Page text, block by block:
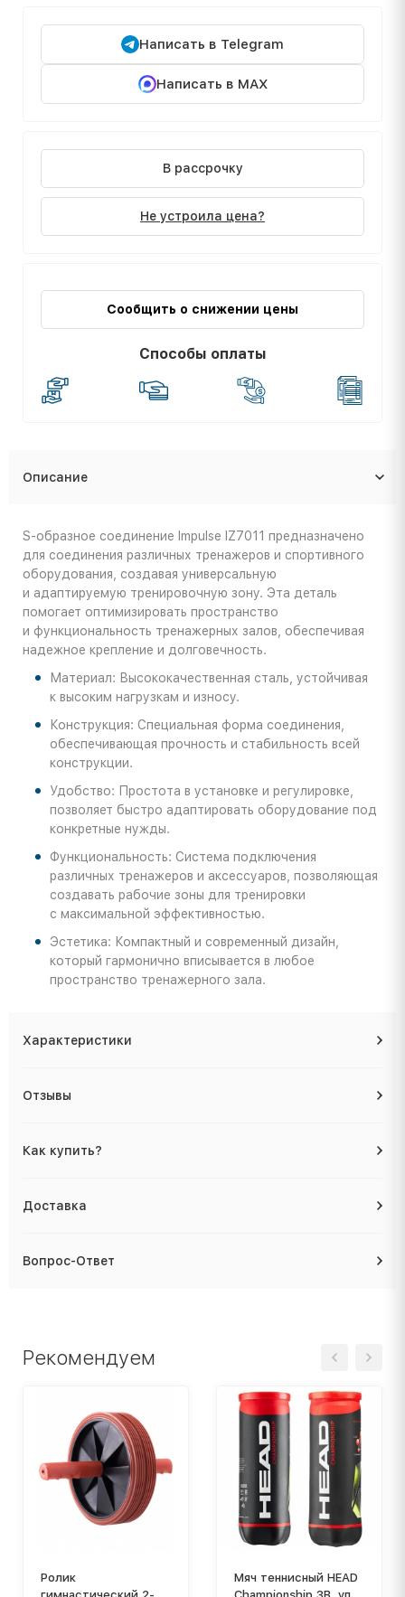
Написать в Telegram
Написать в MAX
В рассрочку
Не устроила цена?
Сообщить о снижении цены
Способы оплаты
Описание
S-образное соединение Impulse IZ7011 предназначено
для соединения различных тренажеров и спортивного
оборудования, создавая универсальную
и адаптируемую тренировочную зону. Эта деталь
помогает оптимизировать пространство
и функциональность тренажерных залов, обеспечивая
надежное крепление и долговечность.
Материал: Высококачественная сталь, устойчивая
к высоким нагрузкам и износу.
Конструкция: Специальная форма соединения,
обеспечивающая прочность и стабильность всей
конструкции.
Удобство: Простота в установке и регулировке,
позволяет быстро адаптировать оборудование под
конкретные нужды.
Функциональность: Система подключения
различных тренажеров и аксессуаров, позволяющая
создавать рабочие зоны для тренировки
с максимальной эффективностью.
Эстетика: Компактный и современный дизайн,
который гармонично вписывается в любое
пространство тренажерного зала.
Характеристики
Отзывы
Как купить?
Доставка
Вопрос-Ответ
Рекомендуем
Ролик
Мяч теннисный HEAD